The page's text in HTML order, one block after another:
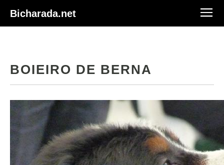
Bicharada.net
BOIEIRO DE BERNA